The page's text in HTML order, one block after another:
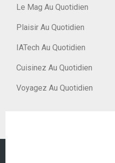
Le Mag Au Quotidien
Plaisir Au Quotidien
IATech Au Quotidien
Cuisinez Au Quotidien
Voyagez Au Quotidien